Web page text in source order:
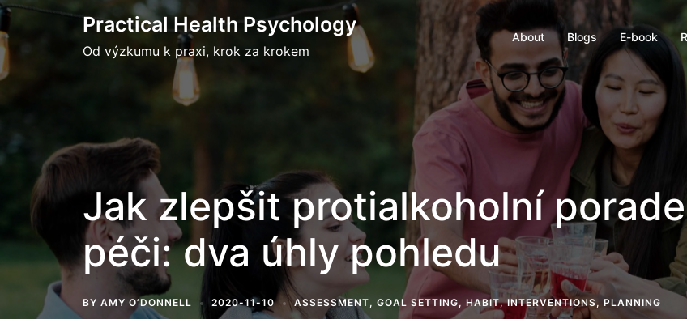
Skip
to
content
Practical Health Psychology
Od výzkumu k praxi, krok za krokem
About Blogs E-book
Jak zlepšit protialkoholní
péči: dva úhly pohledu
BY AMY O’DONNELL 2020-11-10 ASSESSMENT, GOAL SETTING, HABIT,INTERVENTIONS, PLANNING